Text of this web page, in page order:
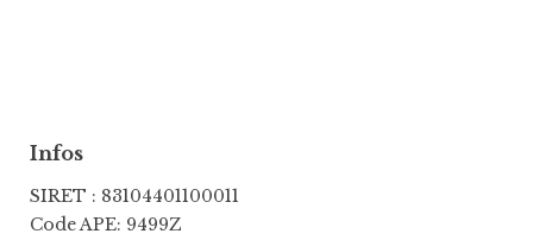
Infos
SIRET : 83104401100011
Code APE: 9499Z